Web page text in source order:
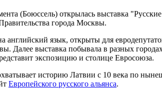
(Боюссель) открылась выставка
города Москвы.
английский язык, открыты для
Далее выставка побывала в разных
экспозицию и столице Евросоюза.
историю Латвии с 10 века по
Европейского русского альянса.